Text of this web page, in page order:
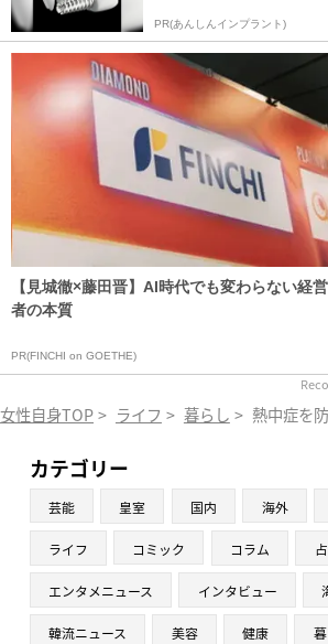
PR(あんしんインプラント)
【見城徹×藤田晋】AI時代でも変わらない経営
者の本質
PR(FINCHI on GOETHE)
女性自身TOP > ライフ > 暮らし > 熱中症を
カテゴリー
芸能 皇室 国内 海外
ライフ コミック コラム
エンタメニュース インタビュー
韓流ニュース 美容 健康